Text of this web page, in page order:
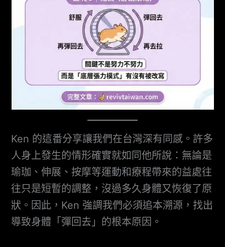
Ken 的這番分享讓我們在台灣深有同感。許多
人身上發生的情形確實就如同他所說：無論是
瑜珈、伸展、按摩等運動和療程帶來的益處往
往只是短暫的調整，沒過多久身體又恢復了原
狀。因此，Ken 強調我們必須追本溯源，找出
導致身體「彈回去」的根本原因。